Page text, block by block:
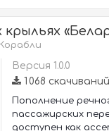
Корабли
Версия 1.0.0
1 068 скачиваний
Пополнение
пассажирских
доступен как